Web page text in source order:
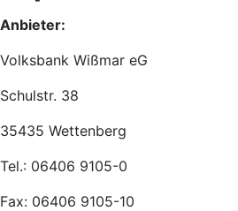
Anbieter:
Volksbank Wißmar eG
Schulstr. 38
35435 Wettenberg
Tel.: 06406 9105-0
Fax: 06406 9105-10